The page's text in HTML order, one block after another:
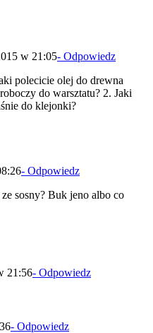
w 21:05- Odpowiedz
polecicie olej do drewna
do warsztatu? 2. Jaki
do klejonki?
- Odpowiedz
sosny? Buk jeno albo co
21:56- Odpowiedz
- Odpowiedz